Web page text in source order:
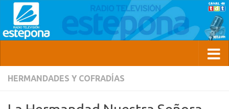
HERMANDADES Y COFRADÍAS